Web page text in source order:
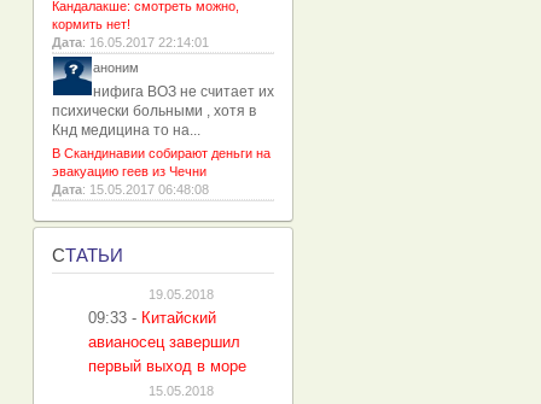
Кандалакше: смотреть можно,
кормить нет!
Дата: 16.05.2017 22:14:01
аноним
нифига ВОЗ не считает их
психически больными , хотя в
Кнд медицина то на...
В Скандинавии собирают деньги на
эвакуацию геев из Чечни
Дата: 15.05.2017 06:48:08
СТАТЬИ
19.05.2018
09:33 - Китайский
авианосец завершил
первый выход в море
15.05.2018